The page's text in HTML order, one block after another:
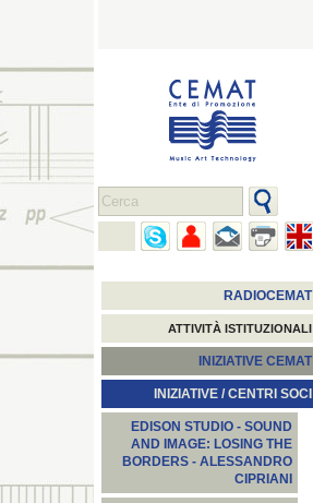
RADIOCEMAT
ATTIVITÀ ISTITUZIONALI
INIZIATIVE CEMAT
INIZIATIVE / CENTRI SOCI
EDISON STUDIO - SOUND
AND IMAGE: LOSING THE
BORDERS - ALESSANDRO
CIPRIANI